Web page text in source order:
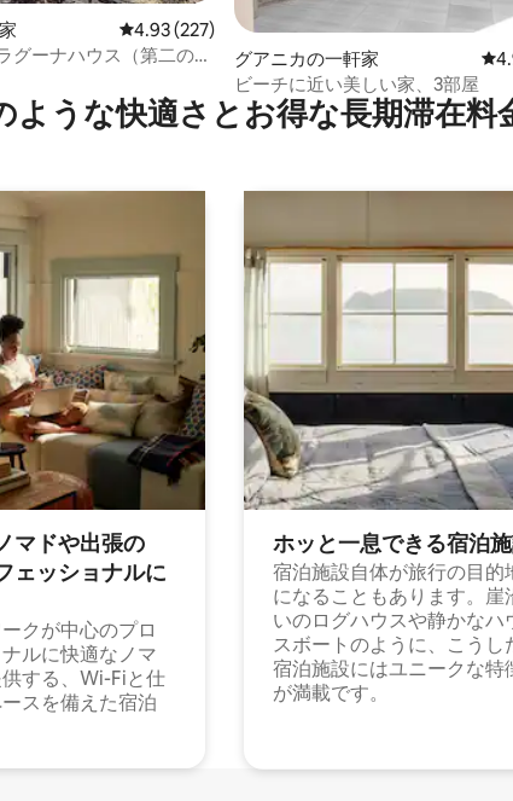
星の平均評価
レビュー227件、5つ星中4.93つ星の平均評価
4.93 (227)
グーナハウス（第二の我
グアニカの一軒家 レ
ビーチに近い美しい家、3部屋
ような快⁠適⁠さ⁠とお⁠得⁠な長⁠期⁠滞⁠在料⁠
マドや出⁠張⁠の
ェ⁠ッ⁠シ⁠ョ⁠ナ⁠ル⁠に
クが中心のプロ
ルに快適なノマ
供する、Wi-Fiと仕
スを備えた宿泊
ホッと一⁠息⁠で⁠き⁠る宿⁠泊
宿泊施設自体が旅行の目的
になることもあります。崖
いのログハウスや静かなハ
スボートのように、こうし
宿泊施設にはユニークな特
が満載です。